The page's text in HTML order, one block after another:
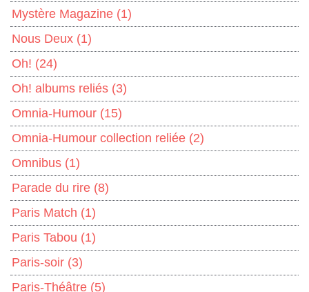
Mystère Magazine (1)
Nous Deux (1)
Oh! (24)
Oh! albums reliés (3)
Omnia-Humour (15)
Omnia-Humour collection reliée (2)
Omnibus (1)
Parade du rire (8)
Paris Match (1)
Paris Tabou (1)
Paris-soir (3)
Paris-Théâtre (5)